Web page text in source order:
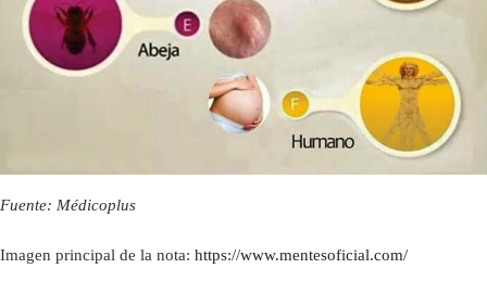
Fuente: Médicoplus
Imagen principal de la nota: https://www.mentesoficial.com/